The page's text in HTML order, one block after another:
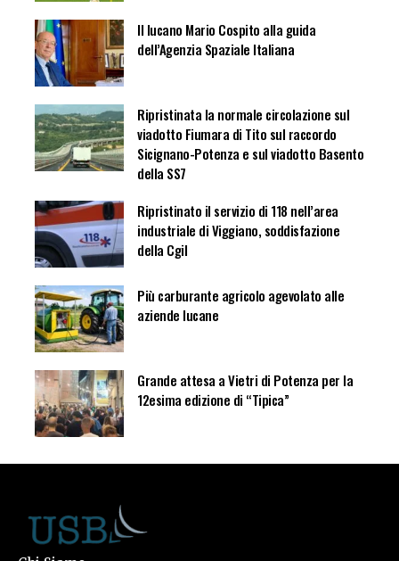
Il lucano Mario Cospito alla guida
dell’Agenzia Spaziale Italiana
Ripristinata la normale circolazione sul
viadotto Fiumara di Tito sul raccordo
Sicignano-Potenza e sul viadotto Basento
della SS7
Ripristinato il servizio di 118 nell’area
industriale di Viggiano, soddisfazione
della Cgil
Più carburante agricolo agevolato alle
aziende lucane
Grande attesa a Vietri di Potenza per la
12esima edizione di “Tipica”